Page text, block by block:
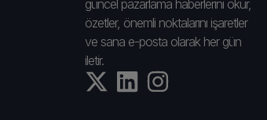
güncel pazarlama haberlerini okur,
özetler, önemli noktalarını işaretler
ve sana e-posta olarak her gün
iletir.